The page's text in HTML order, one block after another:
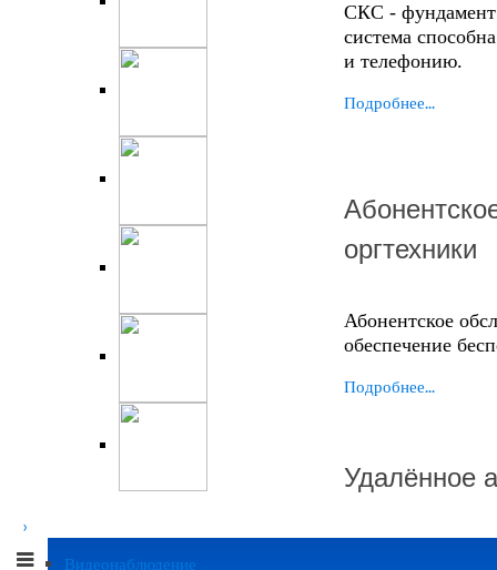
СКС - фундамент
система
и телефонию.
Подробнее...
оргтехники
Абонентское
обеспечение
Подробнее...
Удалённое
›
Видеонаблюдение